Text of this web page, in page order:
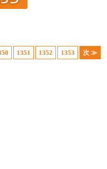
1351 1352 1353 次 ≫